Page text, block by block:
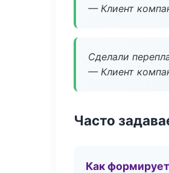
— Клиент
Сделали
— Клиент
Часто
Как